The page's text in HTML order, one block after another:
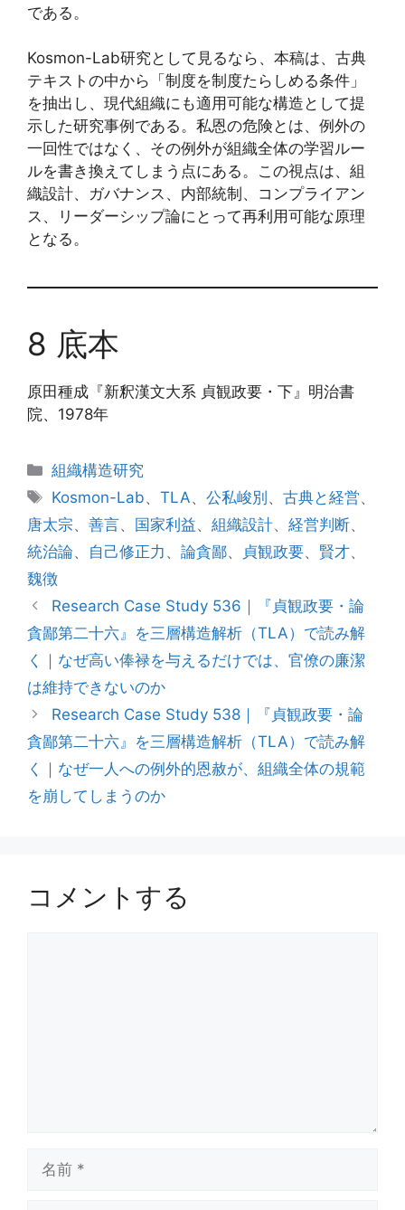
である。
Kosmon-Lab研究として見るなら、本稿は、古典
テキストの中から「制度を制度たらしめる条件」
を抽出し、現代組織にも適用可能な構造として提
示した研究事例である。私恩の危険とは、例外の
一回性ではなく、その例外が組織全体の学習ルー
ルを書き換えてしまう点にある。この視点は、組
織設計、ガバナンス、内部統制、コンプライアン
ス、リーダーシップ論にとって再利用可能な原理
となる。
8 底本
原田種成『新釈漢文大系 貞観政要・下』明治書
院、1978年
カ
テ
ゴ
リ
ー
組織構造研究
タ
グ
Kosmon-Lab、TLA、公私峻別 、古典と経営、
唐太宗、 善言、 国家利益、 組織設計、 経営判断、
統治論、 自己修正力 、 論貪鄙、 貞観政要、 賢才、
魏徴
Research Case Study 536｜『貞観政要・論
貪鄙第二十六』を三層構造解析（TLA）で読み解
く｜なぜ高い俸禄を与えるだけでは、官僚の廉潔
は維持できないのか
Research Case Study 538｜『貞観政要・論
貪鄙第二十六』を三層構造解析（TLA）で読み解
く｜なぜ一人への例外的恩赦が、組織全体の規範
を崩してしまうのか
コメントする